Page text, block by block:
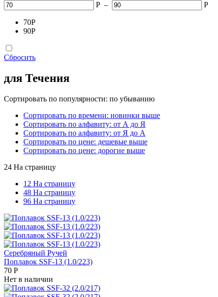
Р – Р
70Р
90Р
Сбросить
для Течения
Сортировать по популярности: по убыванию
Сортировать по времени: новинки выше
Сортировать по алфавиту: от А до Я
Сортировать по алфавиту: от Я до А
Сортировать по цене: дешевые выше
Сортировать по цене: дорогие выше
24 На страницу
12 На страницу
48 На страницу
96 На страницу
Серебряный Ручей
Поплавок SSF-13 (1.0/223)
70 Р
Нет в наличии